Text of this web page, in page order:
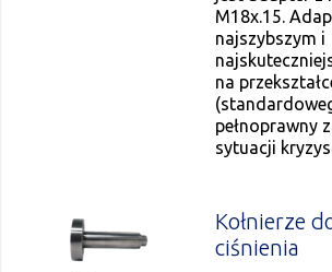
M18x.15.
najszybszym i
na
pełnoprawny
sytuacji
Kołnierze
ciśnienia